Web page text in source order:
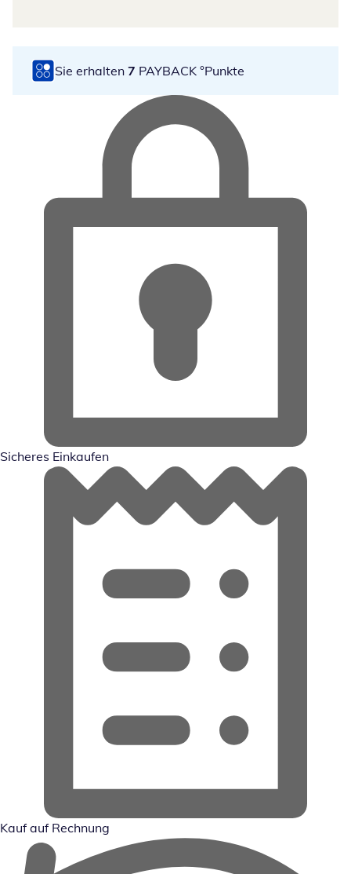
Sie erhalten 7 PAYBACK °Punkte
Sicheres Einkaufen
Kauf auf Rechnung